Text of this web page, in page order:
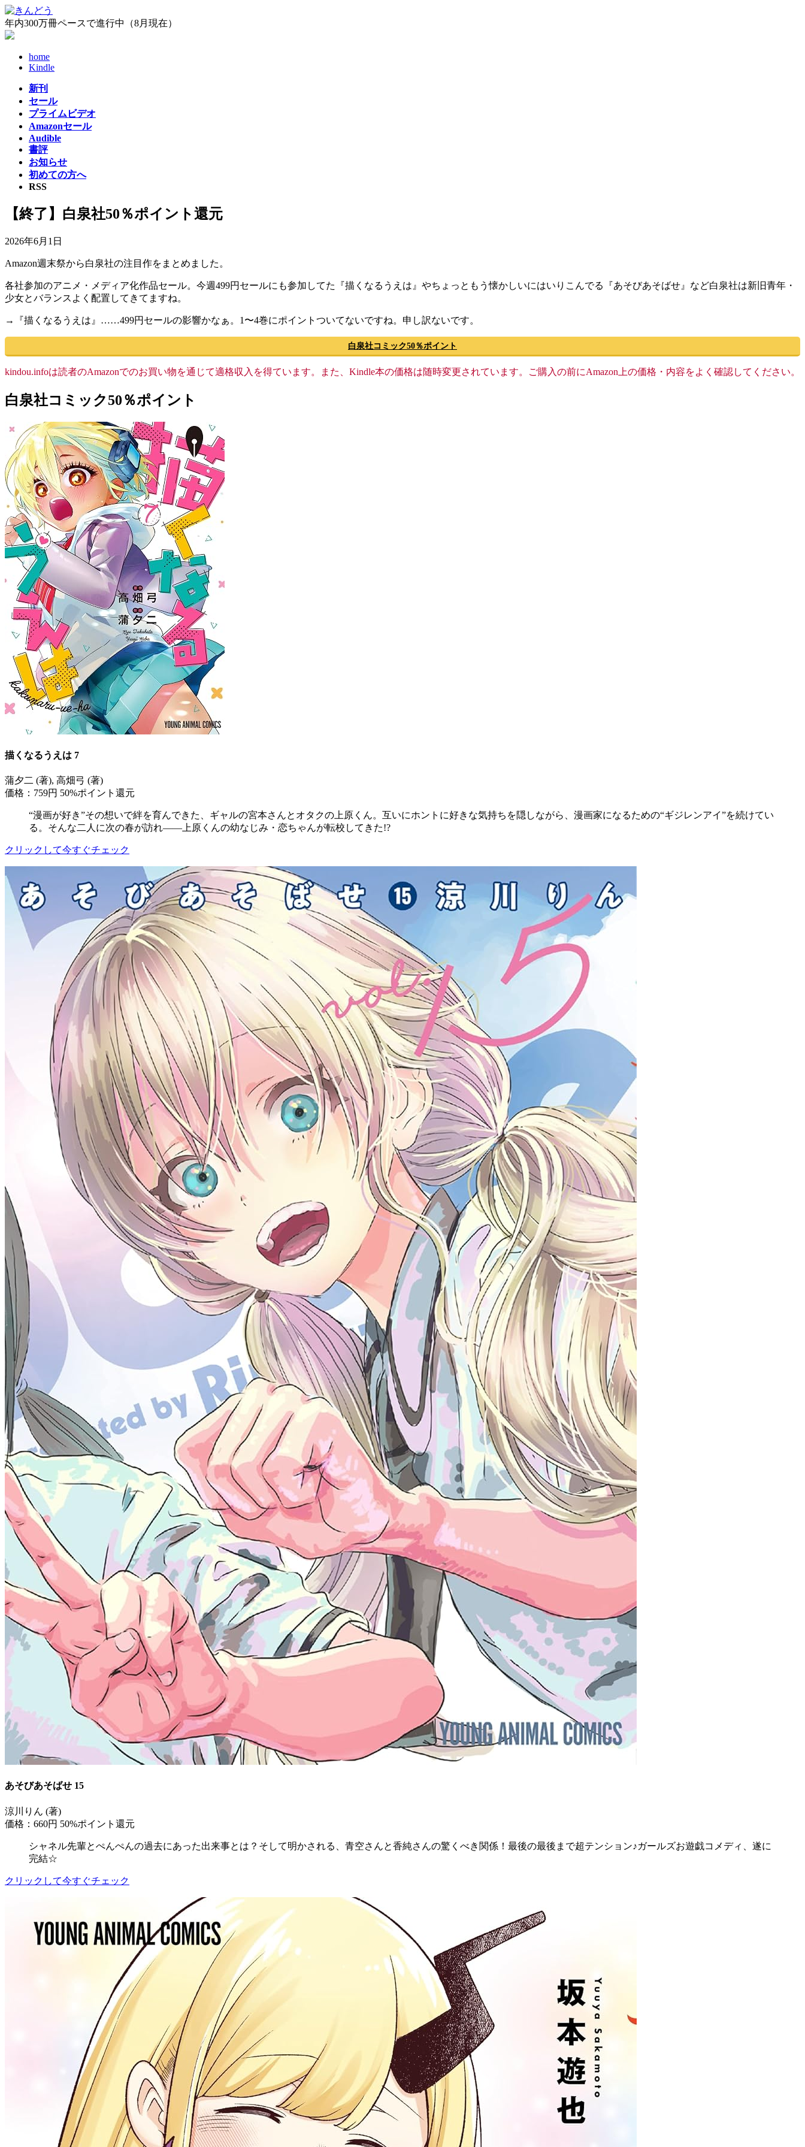
コ
ン
テ
ナ
ビ
ゲ
年内300万冊ペースで進行中（8月現在）
home
Kindle
新刊
セール
プライムビデオ
Amazonセール
Audible
書評
お知らせ
初めての方へ
RSS
【終了】白泉社50％ポイント還元
2026年6月1日
Amazon週末祭から白泉社の注目作をまとめました。
各社参加のアニメ・メディア化作品セール。今週499円セールにも参加してた『描くなるうえは』やちょっともう懐かしいにはいりこんでる『あそびあそばせ』など白泉社は新旧青年・
少女とバランスよく配置してきてますね。
→『描くなるうえは』……499円セールの影響かなぁ。1〜4巻にポイントついてないですね。申し訳ないです。
白泉社コミック50％ポイント
kindou.infoは読者のAmazonでのお買い物を通じて適格収入を得ています。また、Kindle本の価格は随時変更されています。ご購入の前にAmazon上の価格・内容をよく確認してください。
白泉社コミック50％ポイント
描くなるうえは 7
蒲夕二 (著), 高畑弓 (著)
価格：759円 50%ポイント還元
“漫画が好き”その想いで絆を育んできた、ギャルの宮本さんとオタクの上原くん。互いにホントに好きな気持ちを隠しながら、漫画家になるための“ギジレンアイ”を続けてい
る。そんな二人に次の春が訪れ――上原くんの幼なじみ・恋ちゃんが転校してきた!?
クリックして今すぐチェック
あそびあそばせ 15
涼川りん (著)
価格：660円 50%ポイント還元
シャネル先輩とぺんぺんの過去にあった出来事とは？そして明かされる、青空さんと香純さんの驚くべき関係！最後の最後まで超テンション♪ガールズお遊戯コメディ、遂に
完結☆
クリックして今すぐチェック